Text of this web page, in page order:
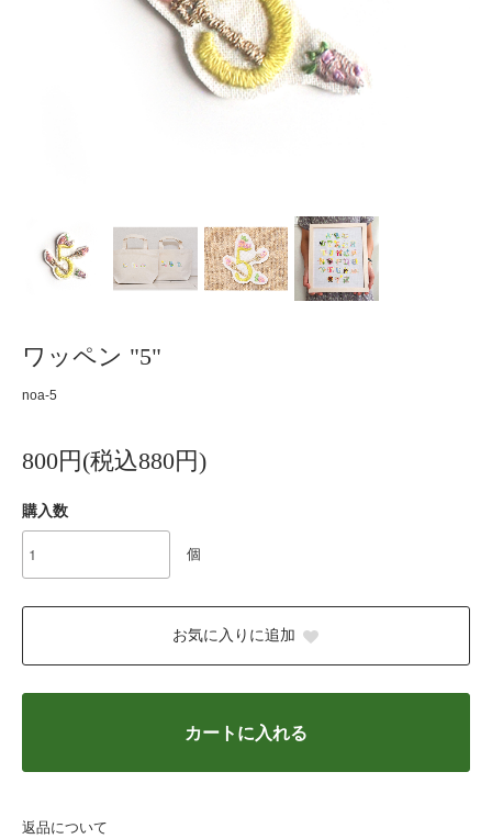
ワッペン "5"
noa-5
800円(税込880円)
購入数
個
お気に入りに追加
カートに入れる
返品について